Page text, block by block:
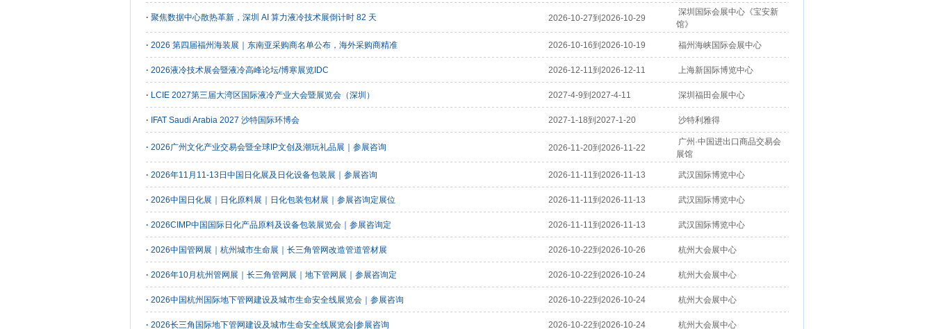
· 聚焦数据中心散热革新，深圳 AI 算力液冷技术展倒计时 82 天 2026-10-27到2026-10-29
深圳国际会展中心《宝安新
馆》
· 2026 第四届福州海装展｜东南亚采购商名单公布，海外采购商精准 2026-10-16到2026-10-19 福州海峡国际会展中心
· 2026液冷技术展会暨液冷高峰论坛/博寒展览IDC 2026-12-11到2026-12-11 上海新国际博览中心
· LCIE 2027第三届大湾区国际液冷产业大会暨展览会（深圳） 2027-4-9到2027-4-11 深圳福田会展中心
· IFAT Saudi Arabia 2027 沙特国际环博会 2027-1-18到2027-1-20 沙特利雅得
· 2026广州文化产业交易会暨全球IP文创及潮玩礼品展｜参展咨询 2026-11-20到2026-11-22
广州·中国进出口商品交易会
展馆
· 2026年11月11-13日中国日化展及日化设备包装展｜参展咨询 2026-11-11到2026-11-13 武汉国际博览中心
· 2026中国日化展｜日化原料展｜日化包装包材展｜参展咨询定展位 2026-11-11到2026-11-13 武汉国际博览中心
· 2026CIMP中国国际日化产品原料及设备包装展览会｜参展咨询定 2026-11-11到2026-11-13 武汉国际博览中心
· 2026中国管网展｜杭州城市生命展｜长三角管网改造管道管材展 2026-10-22到2026-10-26 杭州大会展中心
· 2026年10月杭州管网展｜长三角管网展｜地下管网展｜参展咨询定 2026-10-22到2026-10-24 杭州大会展中心
· 2026中国杭州国际地下管网建设及城市生命安全线展览会｜参展咨询 2026-10-22到2026-10-24 杭州大会展中心
· 2026长三角国际地下管网建设及城市生命安全线展览会|参展咨询 2026-10-22到2026-10-24 杭州大会展中心